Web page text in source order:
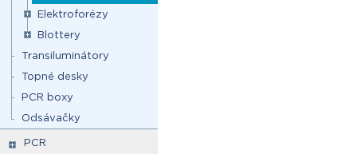
Elektroforézy
Blottery
Transiluminátory
Topné desky
PCR boxy
Odsávačky
PCR